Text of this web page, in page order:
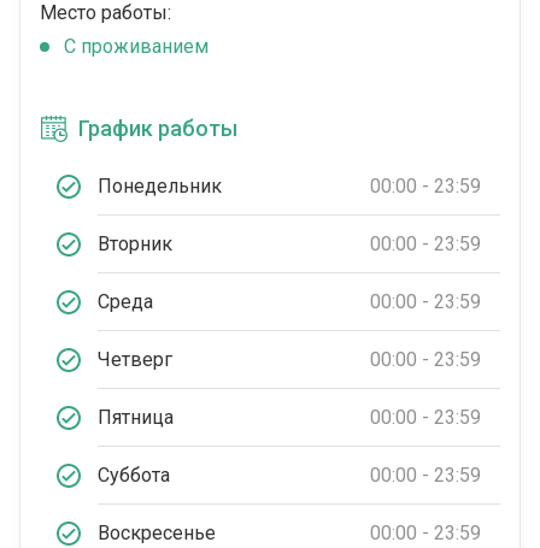
Место работы:
C проживанием
График работы
Понедельник 00:00 - 23:59
Вторник 00:00 - 23:59
Среда 00:00 - 23:59
Четверг 00:00 - 23:59
Пятница 00:00 - 23:59
Суббота 00:00 - 23:59
Воскресенье 00:00 - 23:59